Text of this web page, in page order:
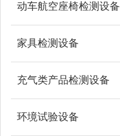
动车航空座椅检测设备
家具检测设备
充气类产品检测设备
环境试验设备